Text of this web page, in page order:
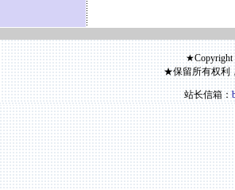
★Copyright
★保留所有权利
站长信箱：